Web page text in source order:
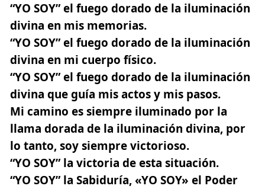
“YO SOY”el fuego dorado de la iluminación
divina en mis memorias.
“YO SOY”el fuego dorado de la iluminación
divina en mi cuerpo físico.
“YO SOY”el fuego dorado de la iluminación
divina que guía mis actos y mis pasos.
Mi camino es siempre iluminado por la
llama dorada de la iluminación divina, por
lo tanto, soy siempre victorioso.
“YO SOY” la victoria de esta situación.
“YO SOY” la Sabiduría, «YO SOY» el Poder